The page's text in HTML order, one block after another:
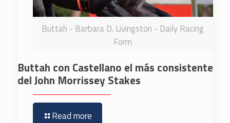
Buttah - Barbara D. Livingston - Daily Racing
Form
Buttah con Castellano el más consistente
del John Morrissey Stakes
Read more